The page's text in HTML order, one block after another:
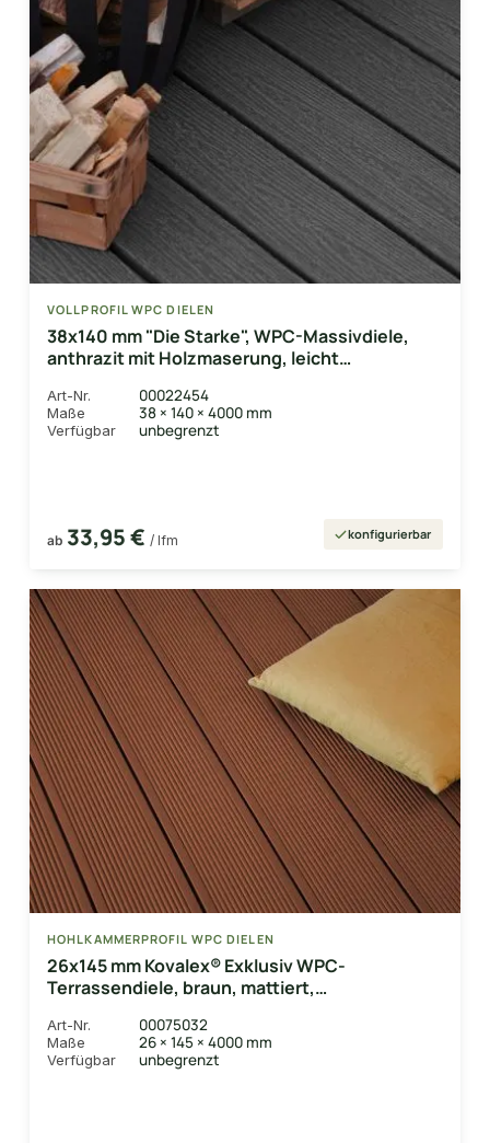
VOLLPROFIL WPC DIELEN
38x140 mm "Die Starke", WPC-Massivdiele,
anthrazit mit Holzmaserung, leicht
Art-Nr. 00022454
Maße 38 × 140 × 4000 mm
Verfügbar unbegrenzt
ab 33,95 € / lfm konfigurierbar
HOHLKAMMERPROFIL WPC DIELEN
26x145 mm Kovalex® Exklusiv WPC-
Terrassendiele, braun, mattiert,
Profil: grob/fein
Art-Nr. 00075032
Maße 26 × 145 × 4000 mm
Verfügbar unbegrenzt